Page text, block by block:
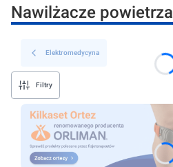
Nawilżacze powietrza
Elektromedycyna
Filtry